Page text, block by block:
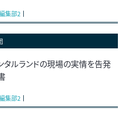
集部2
タルランドの現場の実情を告発
集部2